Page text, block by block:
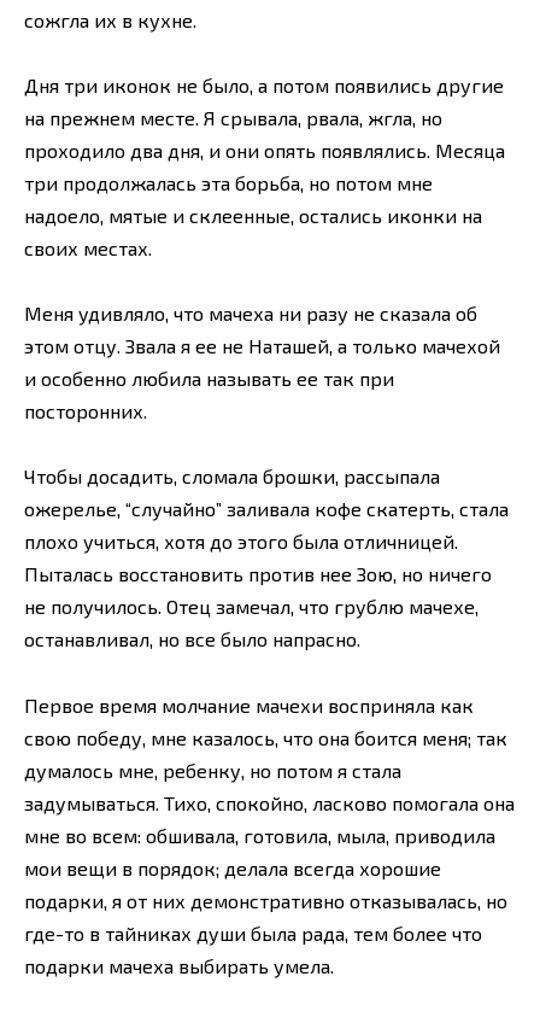
сожгла их в кухне.
Дня три иконок не было, а потом появились другие
на прежнем месте. Я срывала, рвала, жгла, но
проходило два дня, и они опять появлялись. Месяца
три продолжалась эта борьба, но потом мне
надоело, мятые и склеенные, остались иконки на
своих местах.
Меня удивляло, что мачеха ни разу не сказала об
этом отцу. Звала я ее не Наташей, а только мачехой
и особенно любила называть ее так при
посторонних.
Чтобы досадить, сломала брошки, рассыпала
ожерелье, “случайно” заливала кофе скатерть, стала
плохо учиться, хотя до этого была отличницей.
Пыталась восстановить против нее Зою, но ничего
не получилось. Отец замечал, что грублю мачехе,
останавливал, но все было напрасно.
Первое время молчание мачехи восприняла как
свою победу, мне казалось, что она боится меня; так
думалось мне, ребенку, но потом я стала
задумываться. Тихо, спокойно, ласково помогала она
мне во всем: обшивала, готовила, мыла, приводила
мои вещи в порядок; делала всегда хорошие
подарки, я от них демонстративно отказывалась, но
где-то в тайниках души была рада, тем более что
подарки мачеха выбирать умела.